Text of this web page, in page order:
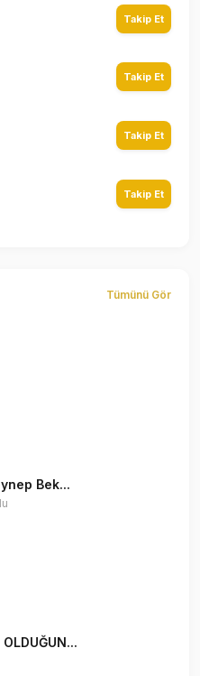
Takip Et
Takip Et
Takip Et
Takip Et
Tümünü Gör
Bek...